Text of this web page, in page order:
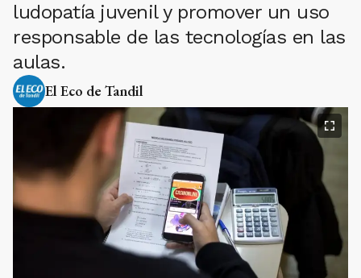
ludopatía juvenil y promover un uso
responsable de las tecnologías en las
aulas.
El Eco de Tandil